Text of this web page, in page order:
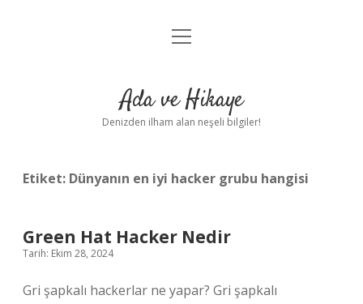
Anasayfa
Yasal Uyarı
menüyü
Ada ve Hikaye
Denizden ilham alan neşeli bilgiler!
Etiket: Dünyanın en iyi hacker grubu hangisi
Green Hat Hacker Nedir
Tarih: Ekim 28, 2024
Gri şapkalı hackerlar ne yapar? Gri şapkalı